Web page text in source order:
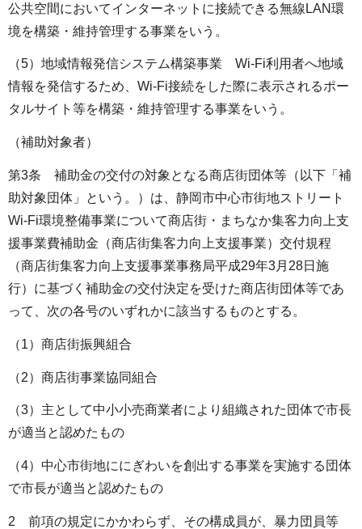
公共空間においてインターネットに接続できる無線LAN環
境を構築・維持管理する事業をいう。
（5）地域情報発信システム構築事業 Wi-Fi利用者へ地域
情報を発信するため、Wi-Fi接続をした際に表示されるポー
タルサイト等を構築・維持管理する事業をいう。
（補助対象者）
第3条 補助金の交付の対象となる商店街団体等（以下「補
助対象団体」という。）は、静岡市中心市街地ストリート
Wi-Fi環境整備事業について商店街・まちなか集客力向上支
援事業費補助金（商店街集客力向上支援事業）交付規程
（商店街集客力向上支援事業事務局平成29年3月28日施
行）に基づく補助金の交付決定を受けた商店街団体等であ
って、次の各号のいずれかに該当するものとする。
（1）商店街振興組合
（2）商店街事業協同組合
（3）主として中小小売商業者により組織された団体で市長
が適当と認めたもの
（4）中心市街地ににぎわいを創出する事業を実施する団体
で市長が適当と認めたもの
2 前項の規定にかかわらず、その構成員が、暴力団員等